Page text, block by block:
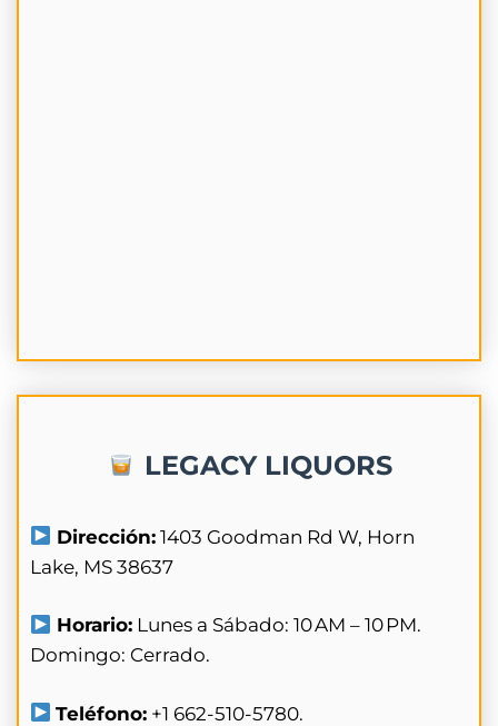
LEGACY LIQUORS
Dirección: 1403 Goodman Rd W, Horn
Lake, MS 38637
Horario: Lunes a Sábado: 10 AM – 10 PM.
Domingo: Cerrado.
Teléfono: +1 662-510-5780.